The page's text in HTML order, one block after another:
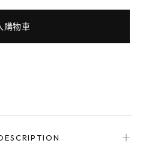
購物車
＋